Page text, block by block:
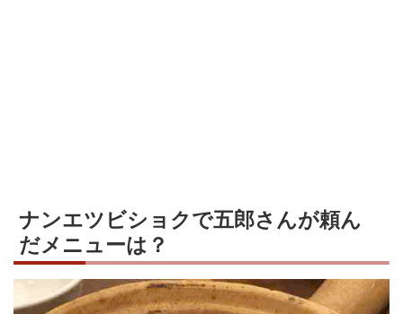
ナンエツビショクで五郎さんが頼ん
だメニューは？